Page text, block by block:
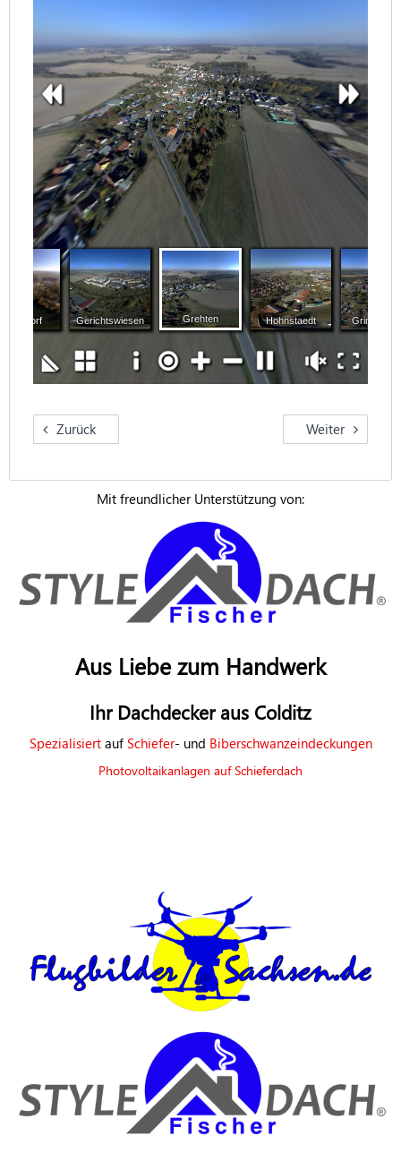
Zurück Weiter
Mit freundlicher Unterstützung von:
Aus Liebe zum Handwerk
Ihr Dachdecker aus Colditz
Spezialisiertauf Schiefer- und Biberschwanzeindeckungen
Photovoltaikanlagen auf Schieferdach